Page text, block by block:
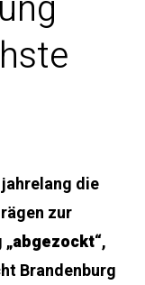
die
zur
abgezockt“,
Brandenburg